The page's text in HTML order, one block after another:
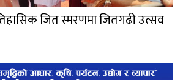
जित स्मरणमा जितगढी उत्सव